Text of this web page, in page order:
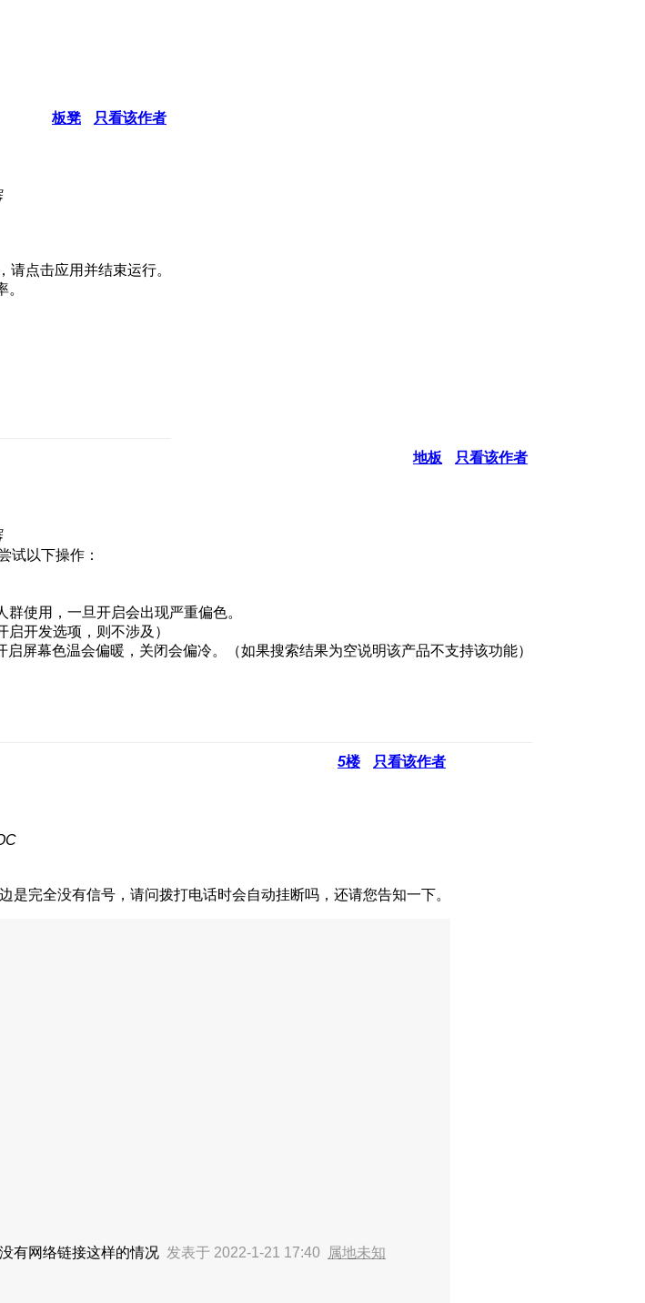
板凳 只看该作者
点击应用并结束运行。
地板 只看该作者
试以下操作：
使用，一旦开启会出现严重偏色。
开发选项，则不涉及）
屏幕色温会偏暖，关闭会偏冷。（如果搜索结果为空说明该产品不支持该功能）
5楼 只看该作者
完全没有信号，请问拨打电话时会自动挂断吗，还请您告知一下。
有网络链接这样的情况 发表于 2022-1-21 17:40 属地未知